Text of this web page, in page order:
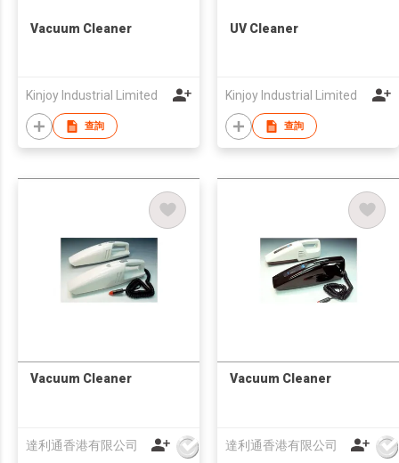
Vacuum Cleaner
Kinjoy Industrial Limited
查詢
UV Cleaner
Kinjoy Industrial Limited
查詢
Vacuum Cleaner
達利通香港有限公司
Vacuum Cleaner
達利通香港有限公司